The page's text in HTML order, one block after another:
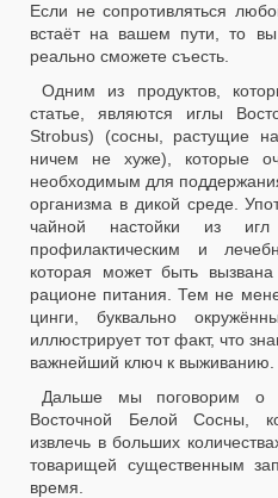
Если не сопротивляться
встаёт на вашем пути, то
реально сможете съесть.
Одним из продуктов,
статье, являются иглы
Strobus) (сосны, растущие
ничем не хуже), которые
необходимым для
организма в дикой среде.
чайной настойки из игл
профилактическим и
которая может быть
рационе питания. Тем не
цинги, буквально
иллюстрирует тот факт, что
важнейший ключ к выживанию.
Дальше мы поговорим о
Восточной Белой Сосны,
извлечь в больших
товарищей существенным
время.